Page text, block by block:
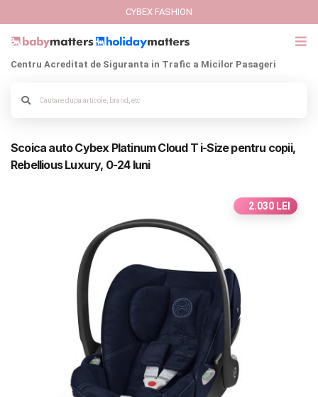
Italbaby Collections
CARUCIOARE COPII
SCAUNE AUTO
SCOICI AUTO
LA PLIMBARE
CAMERA COPILULUI
CYBEX FASHION
Centru Acreditat de Siguranta in Trafic a Micilor Pasageri
Scoica auto Cybex Platinum Cloud T i-Size pentru copii,
Rebellious Luxury, 0-24 luni
2.030 LEI